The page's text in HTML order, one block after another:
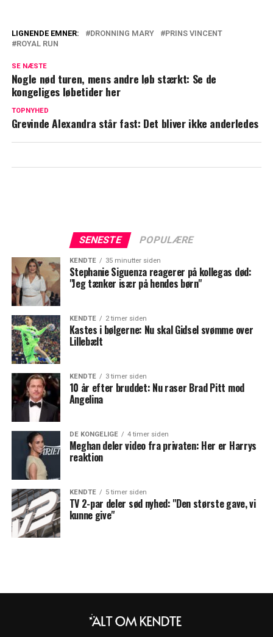
Vækker opsigt i udenlandske medier:
Dronning Mary til særlig åbning: Derfor
blev hun rørt
LIGNENDE EMNER: DRONNING MARY
PRINS VINCENT
ROYAL RUN
SE NÆSTE
Nogle nød turen, mens andre løb stærkt: Se de
kongeliges løbetider her
TOPNYHED
Grevinde Alexandra står fast: Det bliver ikke anderledes
SENESTE POPULÆRE
KENDTE 35 minutter siden
Stephanie Siguenza reagerer på kollegas død:
"Jeg tænker især på hendes børn"
KENDTE 2 timer siden
Kastes i bølgerne: Nu skal Gidsel svømme over
Lillebælt
KENDTE 3 timer siden
10 år efter bruddet: Nu raser Brad Pitt mod
Angelina
DE KONGELIGE 4 timer siden
Meghan deler video fra privaten: Her er Harrys
reaktion
KENDTE 5 timer siden
TV 2-par deler sød nyhed: "Den største gave, vi
kunne give"